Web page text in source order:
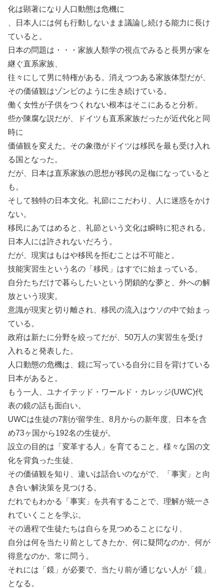
化は顕著になり人口動態は危機に
、日本人には何も行動しないまま議論し続ける能力に長け
ていると。
日本の問題は・・・家族人類学の視点でみると長男が家を
継ぐ直系家族、
往々にして男に特権がある。消えつつある家族体型だが、
その価値観はゾンビのように生き続けている。
働く女性が子供をつくれない根本はそこにあると分析。
些か陳腐な説だが、ドイツも直系家族だったが近代化と同
時に
価値観を変えた。その象徴がドイツは移民を最も受け入れ
る国となった。
だが、日本は直系家族の思想が移民の足枷になっていると
も。
そして独特の日本文化。礼節にこだわり、人に迷惑をかけ
ない。
移民にあてはめると、礼節という文化は瞬時に犯される。
日本人には許されないだろう。
だが、現実はもはや移民を拒むことは不可能と。
技能実習生という名の「移民」はすでに始まっている。
自分たちだけで暮らしたいという閉鎖的な夢と、外への解
放という現実。
意識が現実と切り離され、移民の流入はウソの中で始まっ
ている。
政府は新たに分野を絞ってだが、50万人の実習生を受け
入れると発表した。
人口動態の危機は、鏡に写っている自分に目を背けている
日本があると。
もう一人、ユナイテッド・ワールド・カレッジ(UWC)代
表の鏡の話も面白い。
UWCは生徒の7割が留学生。8月からの新年度、日本を含
め73ヶ国から192名の生徒が。
設立の目的は「変革する人」を育てること。様々な国の文
化を背負った生徒、
その価値観を知り、違いは話合いのながで、「事実」と向
き合い解決策を見つける。
だれでもわかる「事実」を共有することで、理解が統一さ
れていくことを学ぶ。
その過程で生徒たちは自らを見つめることになり、
自分は何を当たり前としてきたか、何に疑問なのか、何が
得意なのか。常に問う。
それには「鏡」が必要で、当たり前が通じない人が「鏡」
となる。